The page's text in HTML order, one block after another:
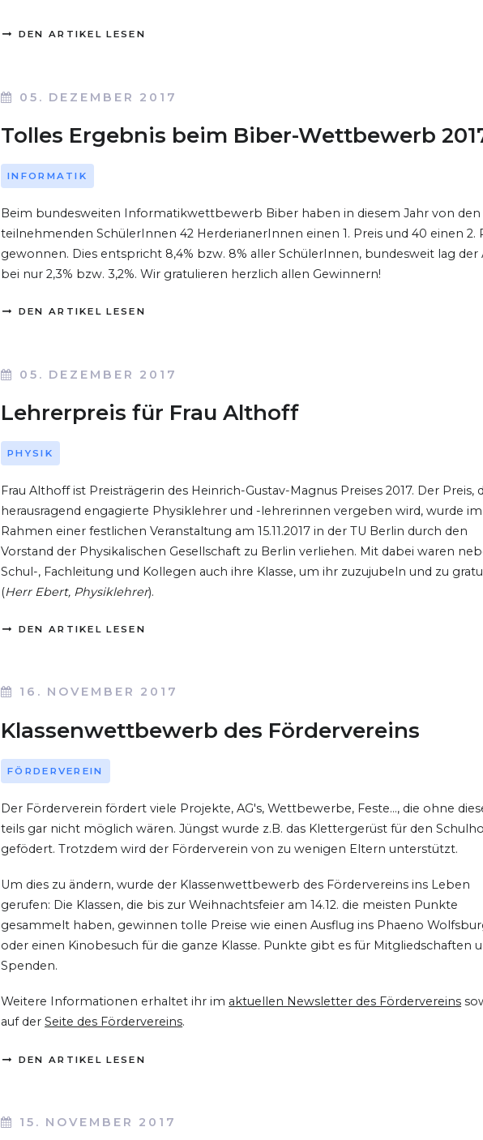
DEN ARTIKEL LESEN
05. DEZEMBER 2017
Tolles Ergebnis beim Biber-Wettbewerb
INFORMATIK
Beim bundesweiten Informatikwettbewerb Biber haben in diesem Jahr von den
teilnehmenden SchülerInnen 42 HerderianerInnen einen 1. Preis und 40 einen 2.
gewonnen. Dies entspricht 8,4% bzw. 8% aller SchülerInnen, bundesweit lag der
bei nur 2,3% bzw. 3,2%. Wir gratulieren herzlich allen Gewinnern!
DEN ARTIKEL LESEN
05. DEZEMBER 2017
Lehrerpreis für Frau Althoff
PHYSIK
Frau Althoff ist Preisträgerin des Heinrich-Gustav-Magnus Preises 2017. Der Preis,
herausragend engagierte Physiklehrer und -lehrerinnen vergeben wird, wurde im
Rahmen einer festlichen Veranstaltung am 15.11.2017 in der TU Berlin durch den
Vorstand der Physikalischen Gesellschaft zu Berlin verliehen. Mit dabei waren
Schul-, Fachleitung und Kollegen auch ihre Klasse, um ihr zuzujubeln und zu
(Herr Ebert, Physiklehrer).
DEN ARTIKEL LESEN
16. NOVEMBER 2017
Klassenwettbewerb des Fördervereins
FÖRDERVEREIN
Der Förderverein fördert viele Projekte, AG's, Wettbewerbe, Feste..., die ohne
teils gar nicht möglich wären. Jüngst wurde z.B. das Klettergerüst für den
gefödert. Trotzdem wird der Förderverein von zu wenigen Eltern unterstützt.
Um dies zu ändern, wurde der Klassenwettbewerb des Fördervereins ins Leben
gerufen: Die Klassen, die bis zur Weihnachtsfeier am 14.12. die meisten Punkte
gesammelt haben, gewinnen tolle Preise wie einen Ausflug ins Phaeno
oder einen Kinobesuch für die ganze Klasse. Punkte gibt es für Mitgliedschaften
Spenden.
Weitere Informationen erhaltet ihr im aktuellen Newsletter des Fördervereins
auf derSeite des Fördervereins.
DEN ARTIKEL LESEN
15. NOVEMBER 2017